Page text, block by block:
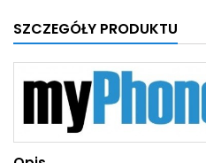
SZCZEGÓŁY PRODUKTU